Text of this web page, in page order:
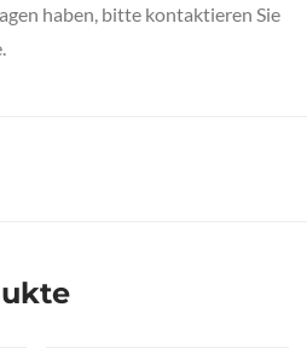
haben, bitte kontaktieren Sie